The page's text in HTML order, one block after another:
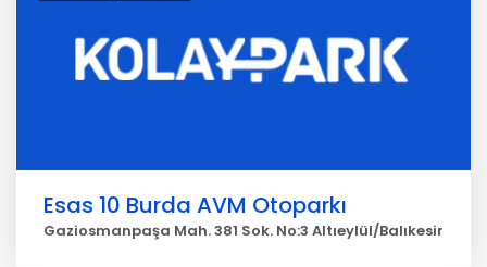
Esas 10 Burda AVM Otoparkı
Gaziosmanpaşa Mah. 381 Sok. No:3 Altıeylül/Balıkesir